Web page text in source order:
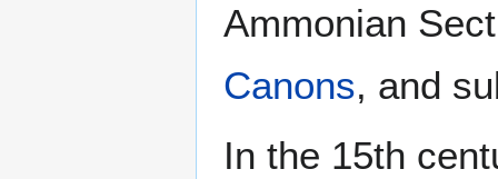
Ammonian
Canons, and
In the 15th